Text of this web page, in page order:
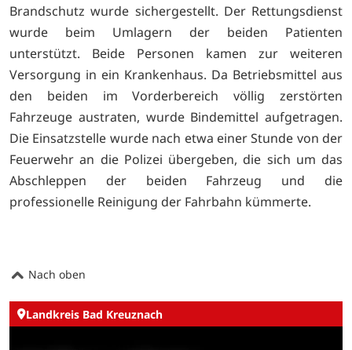
Brandschutz wurde sichergestellt. Der Rettungsdienst
wurde beim Umlagern der beiden Patienten
unterstützt. Beide Personen kamen zur weiteren
Versorgung in ein Krankenhaus. Da Betriebsmittel aus
den beiden im Vorderbereich völlig zerstörten
Fahrzeuge austraten, wurde Bindemittel aufgetragen.
Die Einsatzstelle wurde nach etwa einer Stunde von der
Feuerwehr an die Polizei übergeben, die sich um das
Abschleppen der beiden Fahrzeug und die
professionelle Reinigung der Fahrbahn kümmerte.
Nach oben
Landkreis Bad Kreuznach